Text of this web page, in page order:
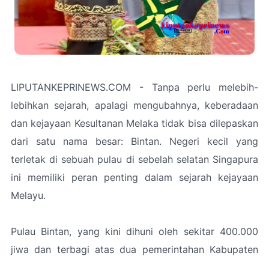
LIPUTANKEPRINEWS.COM - Tanpa perlu melebih-
lebihkan sejarah, apalagi mengubahnya, keberadaan
dan kejayaan Kesultanan Melaka tidak bisa dilepaskan
dari satu nama besar: Bintan. Negeri kecil yang
terletak di sebuah pulau di sebelah selatan Singapura
ini memiliki peran penting dalam sejarah kejayaan
Melayu.
Pulau Bintan, yang kini dihuni oleh sekitar 400.000
jiwa dan terbagi atas dua pemerintahan Kabupaten